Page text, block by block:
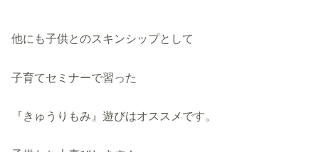
他にも子供とのスキンシップとして
子育てセミナーで習った
『きゅうりもみ』遊びはオススメです。